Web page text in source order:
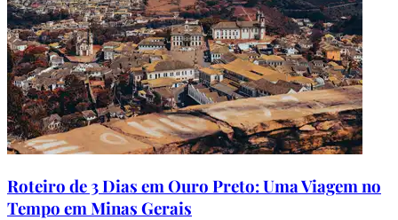
Roteiro de 3 Dias em Ouro Preto: Uma Viagem no
Tempo em Minas Gerais